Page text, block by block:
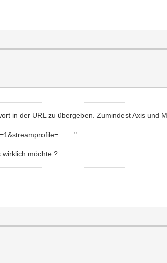
in der URL zu übergeben. Zumindest Axis und
möchte ?